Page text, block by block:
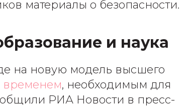
материалы о безопасности.
и наука
на новую модель высшего
временем, необходимым для
РИА Новости в пресс-